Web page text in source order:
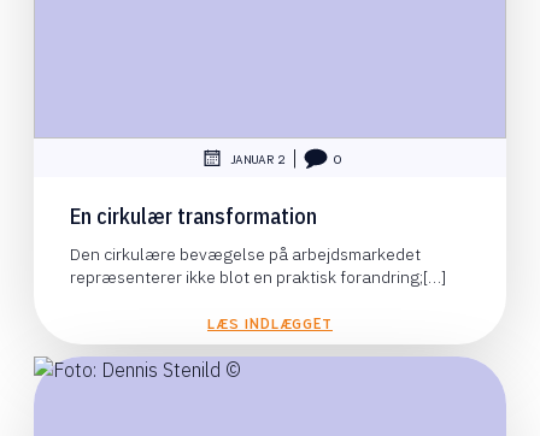
JANUAR 2 0
En cirkulær transformation
Den cirkulære bevægelse på arbejdsmarkedet
repræsenterer ikke blot en praktisk forandring;[…]
LÆS INDLÆGGET